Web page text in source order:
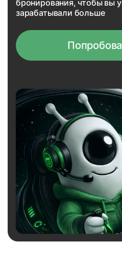
бронирования, чтобы вы
зарабатывали больше